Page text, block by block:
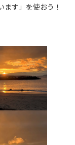
ます」を使おう！